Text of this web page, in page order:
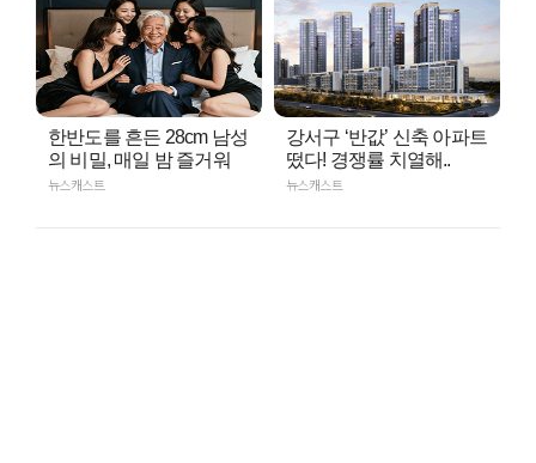
한반도를 흔든 28cm 남성
의 비밀, 매일 밤 즐거워
뉴스캐스트
강서구 ‘반값’ 신축 아파트
떴다! 경쟁률 치열해..
뉴스캐스트